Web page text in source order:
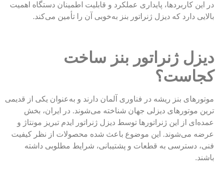
در این کاربردها، پایداری عملکرد و قابلیت اطمینان دستگاه اهمیت
بالایی دارد که دیزل ژنراتور بنز به‌خوبی آن را تأمین می‌کند.
دیزل ژنراتور بنز ساخت
کجاست؟
موتورهای بنز ریشه در فناوری آلمان دارند و به‌عنوان یکی از قدیمی
ترین موتورهای دیزلی جهان شناخته می‌شوند. در ایران، بخش
عمده‌ای از این ژنراتورها توسط دیزل ژنراتور ایدم تبریز مونتاژ و
عرضه می‌شوند. این موضوع باعث شده محصولات از نظر کیفیت
فنی، دسترسی به قطعات و پشتیبانی، شرایط مطلوبی داشته
باشند.